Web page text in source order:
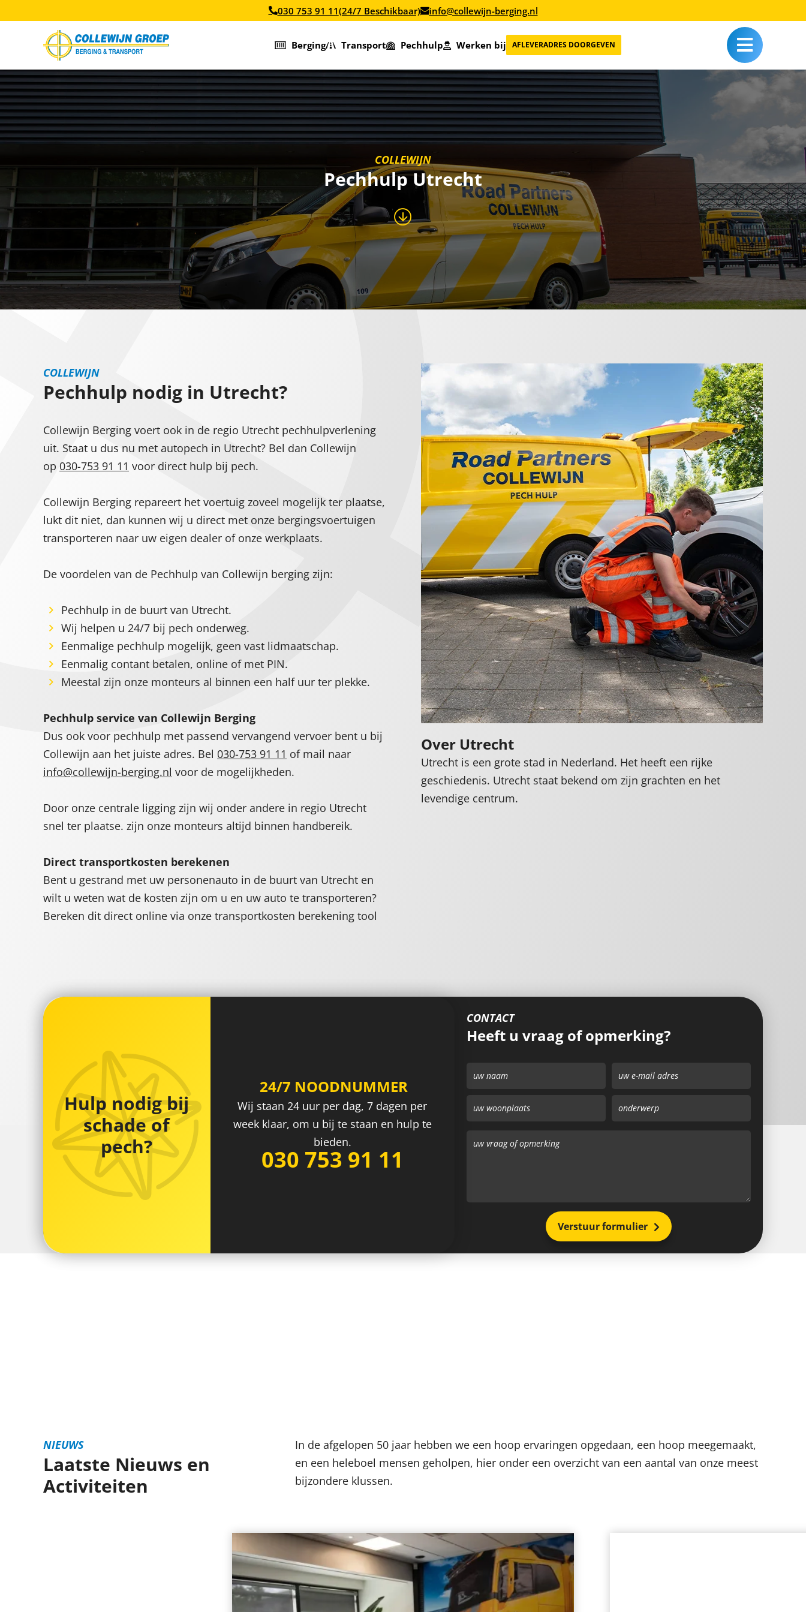
030 753 91 11(24/7 Beschikbaar) info@collewijn-berging.nl
Berging Transport Pechhulp Werken bij AFLEVERADRES DOORGEVEN
COLLEWIJN
Pechhulp Utrecht
COLLEWIJN
Pechhulp nodig in Utrecht?
Collewijn Berging voert ook in de regio Utrecht pechhulpverlening
uit. Staat u dus nu met autopech in Utrecht? Bel dan Collewijn
op 030-753 91 11 voor direct hulp bij pech.
Collewijn Berging repareert het voertuig zoveel mogelijk ter plaatse,
lukt dit niet, dan kunnen wij u direct met onze bergingsvoertuigen
transporteren naar uw eigen dealer of onze werkplaats.
De voordelen van de Pechhulp van Collewijn berging zijn:
Pechhulp in de buurt van Utrecht.
Wij helpen u 24/7 bij pech onderweg.
Eenmalige pechhulp mogelijk, geen vast lidmaatschap.
Eenmalig contant betalen, online of met PIN.
Meestal zijn onze monteurs al binnen een half uur ter plekke.
Pechhulp service van Collewijn Berging
Dus ook voor pechhulp met passend vervangend vervoer bent u bij
Collewijn aan het juiste adres. Bel 030-753 91 11 of mail naar
info@collewijn-berging.nl voor de mogelijkheden.
Door onze centrale ligging zijn wij onder andere in regio Utrecht
snel ter plaatse. zijn onze monteurs altijd binnen handbereik.
Direct transportkosten berekenen
Bent u gestrand met uw personenauto in de buurt van Utrecht en
wilt u weten wat de kosten zijn om u en uw auto te transporteren?
Bereken dit direct online via onze transportkosten berekening tool
Over Utrecht
Utrecht is een grote stad in Nederland. Het heeft een rijke
geschiedenis. Utrecht staat bekend om zijn grachten en het
levendige centrum.
Hulp nodig bij
schade of
pech?
24/7 NOODNUMMER
Wij staan 24 uur per dag, 7 dagen per
week klaar, om u bij te staan en hulp te
bieden.
030 753 91 11
CONTACT
Heeft u vraag of opmerking?
Verstuur formulier
NIEUWS
Laatste Nieuws en
Activiteiten
In de afgelopen 50 jaar hebben we een hoop ervaringen opgedaan, een hoop meegemaakt,
en een heleboel mensen geholpen, hier onder een overzicht van een aantal van onze meest
bijzondere klussen.